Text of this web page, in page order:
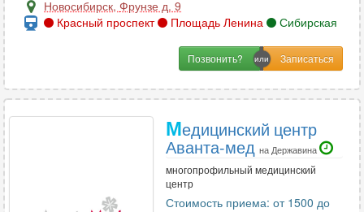
Новосибирск, Фрунзе д. 9
Красный проспект
Площадь Ленина Сибирская
Позвонить?
Медицинский центр
Аванта-мед на Державина
многопрофильный медицинский
центр
Стоимость приема: от 1500 до